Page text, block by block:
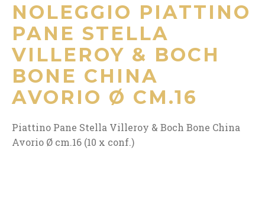
NOLEGGIO PIATTINO
PANE STELLA
VILLEROY & BOCH
BONE CHINA
AVORIO Ø CM.16
Piattino Pane Stella Villeroy & Boch Bone China
Avorio Ø cm.16 (10 x conf.)